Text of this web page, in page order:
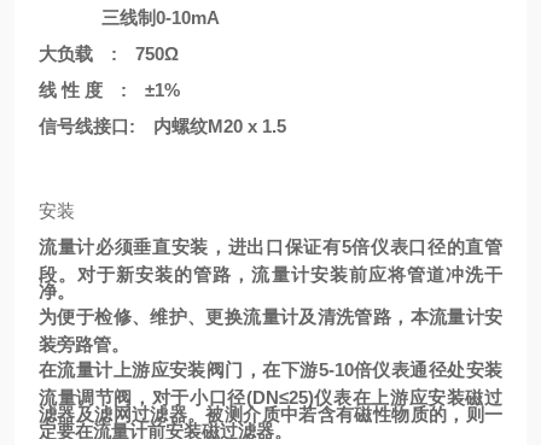
三线制0-10mA
大负载 : 750Ω
线 性 度 : ±1%
信号线接口: 内螺纹M20 x 1.5
安装
流量计必须垂直安装，进出口保证有5倍仪表口径的直管
段。对于新安装的管路，流量计安装前应将管道冲洗干
净。
为便于检修、维护、更换流量计及清洗管路，本流量计安
装旁路管。
在流量计上游应安装阀门，在下游5-10倍仪表通径处安装
流量调节阀，对于小口径(DN≤25)仪表在上游应安装磁过
滤器及滤网过滤器。被测介质中若含有磁性物质的，则一
定要在流量计前安装磁过滤器。